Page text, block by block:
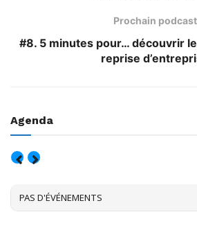
Prochain podcast
#8. 5 minutes pour… découvrir
reprise
Agenda
PAS D'ÉVÉNEMENTS